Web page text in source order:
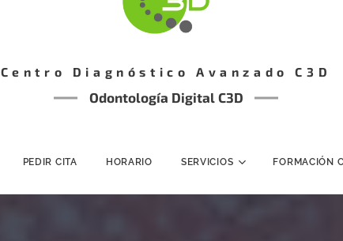
Centro Diagnóstico Avanzado C3D
Odontología Digital C3D
PEDIR CITA HORARIO SERVICIOS FORMACIÓN